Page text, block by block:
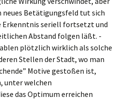
neues Betätigungsfeld tut sich
Erkenntnis seriell fortsetzt und
Abstand folgen läßt. -
plötzlich wirklich als solche
Stellen der Stadt, wo man
Motive gestoßen ist,
unter welchen
das Optimum erreichen